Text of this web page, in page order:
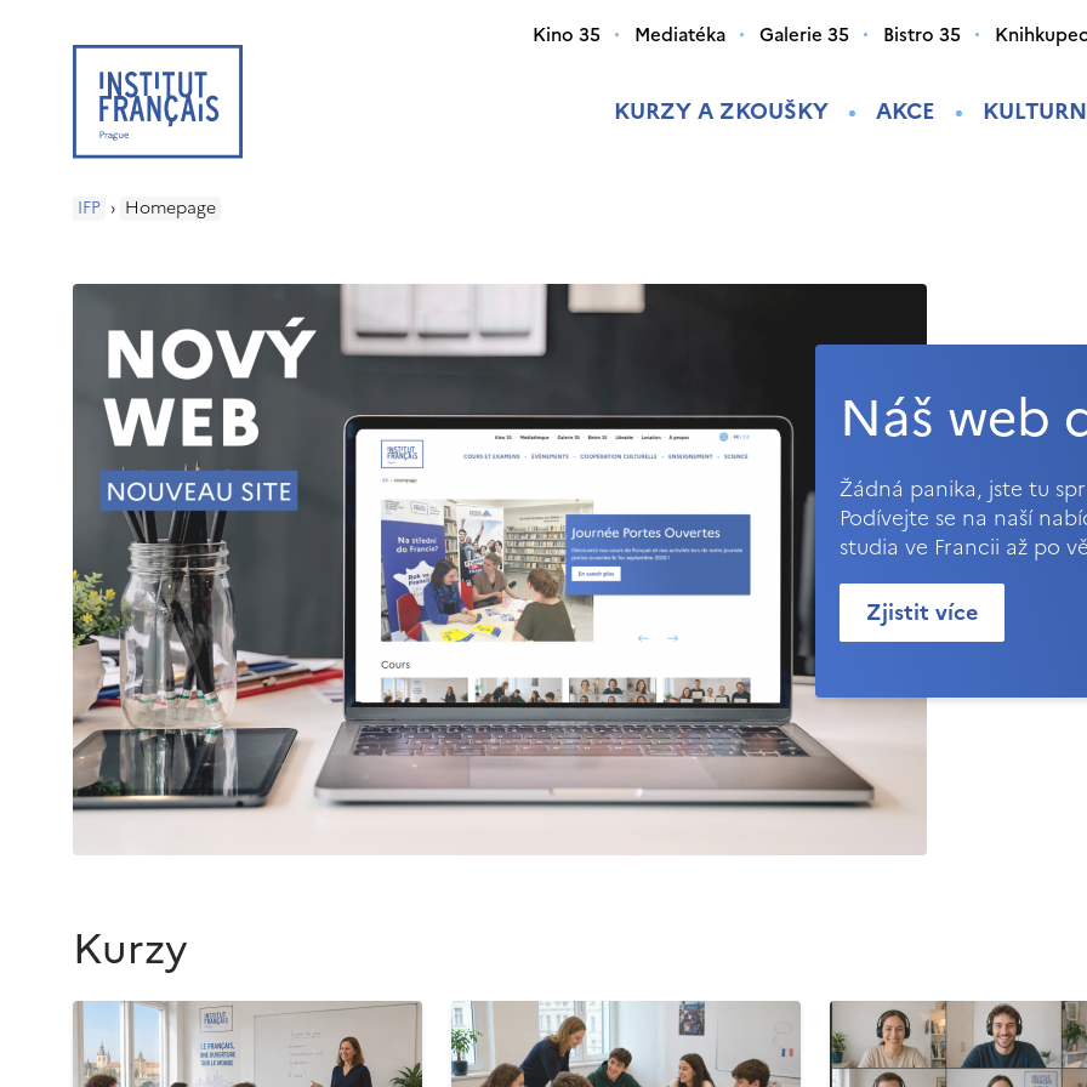
KURZY A ZKOUŠKY AKCE
Kino 35 Mediatéka Galerie 35 Bistro 35
IFP › Homepage
Náš web
Žádná panika, jste tu
Podívejte se na naší
studia ve Francii až po
Zjistit více
Kurzy